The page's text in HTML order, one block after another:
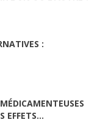
:
EFFETS